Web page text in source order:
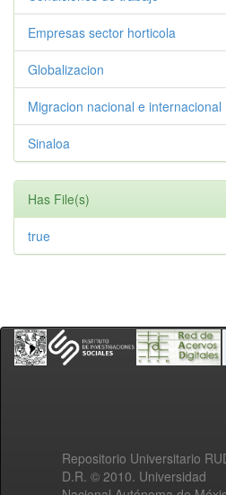
Empresas sector horticola
Globalizacion
Migracion nacional e internacional
Sinaloa
Has File(s)
true
Repositorio Universitario
D.R. © 2010. Universidad